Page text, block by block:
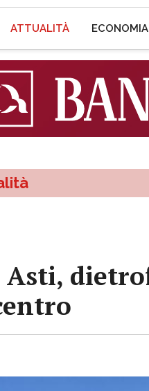
ATTUALITÀ ECONOMIA